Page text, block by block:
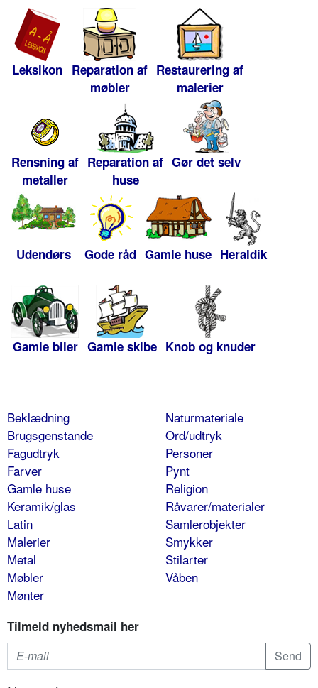
Leksikon Reparation af
møbler
Restaurering af
malerier
Rensning af
metaller
Reparation af
huse
Gør det selv
Udendørs Gode råd Gamle huse Heraldik
Gamle biler Gamle skibe Knob og knuder
Beklædning
Brugsgenstande
Fagudtryk
Farver
Gamle huse
Keramik/glas
Latin
Malerier
Metal
Møbler
Mønter
Naturmateriale
Ord/udtryk
Personer
Pynt
Religion
Råvarer/materialer
Samlerobjekter
Smykker
Stilarter
Våben
Tilmeld nyhedsmail her